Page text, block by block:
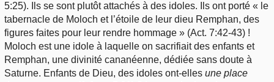
5:25). Ils se sont plutôt attachés à des idoles. Ils ont porté « le
tabernacle de Moloch et l’étoile de leur dieu Remphan, des
figures faites pour leur rendre hommage » (Act. 7:42-43) !
Moloch est une idole à laquelle on sacrifiait des enfants et
Remphan, une divinité cananéenne, dédiée sans doute à
Saturne. Enfants de Dieu, des idoles ont-elles une place